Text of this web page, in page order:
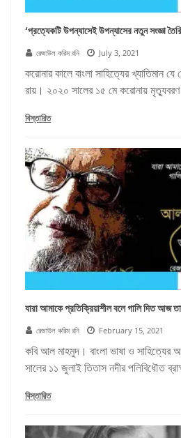
‘প্রত্যেকটি উপন্যাসেই উপন্যাসের নতুন সংজ্ঞা
রেজাউল করিম রনি July 3, 2021
করোনার কালে বাংলা সাহিত্যের খ্যাতিমান
রায়। ২০২০ সালের ১৫ মে করোনায় মৃত্যুবরণ
বিস্তারিত
যারা আমাকে প্রতিক্রিয়াশীল বলে গালি দিত আজ
রেজাউল করিম রনি February 15, 2021
কবি আল মাহমুদ। বাংলা ভাষা ও
সালের ১১ জুলাই তিতাস নদীর পলিবিধৌত
বিস্তারিত